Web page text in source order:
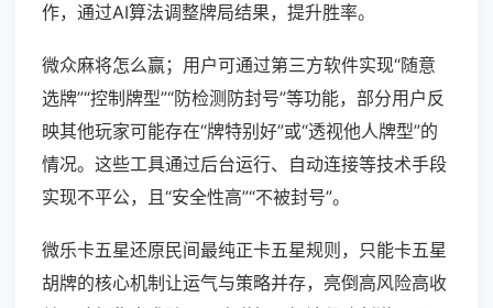
作，通过AI算法调整牌局结果，提升胜率。
微众麻将怎么赢；用户可通过第三方软件实现“随意
选牌”“控制牌型”“防检测防封号”等功能，部分用户反
映其他玩家可能存在“牌特别好”或“透视他人牌型”的
情况。这些工具通过后台运行、自动连接等技术手段
实现不平公，且“安全性高”“不被封号”。
微乐卡五星还原民间最纯正卡五星规则，只能卡五星
胡牌的核心机制让运气与策略并存，亮倒高风险高收